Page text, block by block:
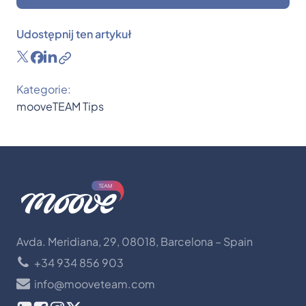
Udostępnij ten artykuł
Kategorie:
mooveTEAMTips
Avda. Meridiana, 29, 08018, Barcelona – Spain
+34 934 856 903
info@mooveteam.com